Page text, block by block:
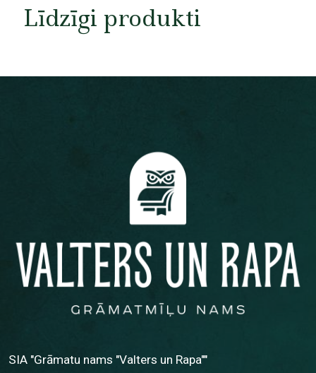
Līdzīgi produkti
SIA "Grāmatu nams "Valters un Rapa""